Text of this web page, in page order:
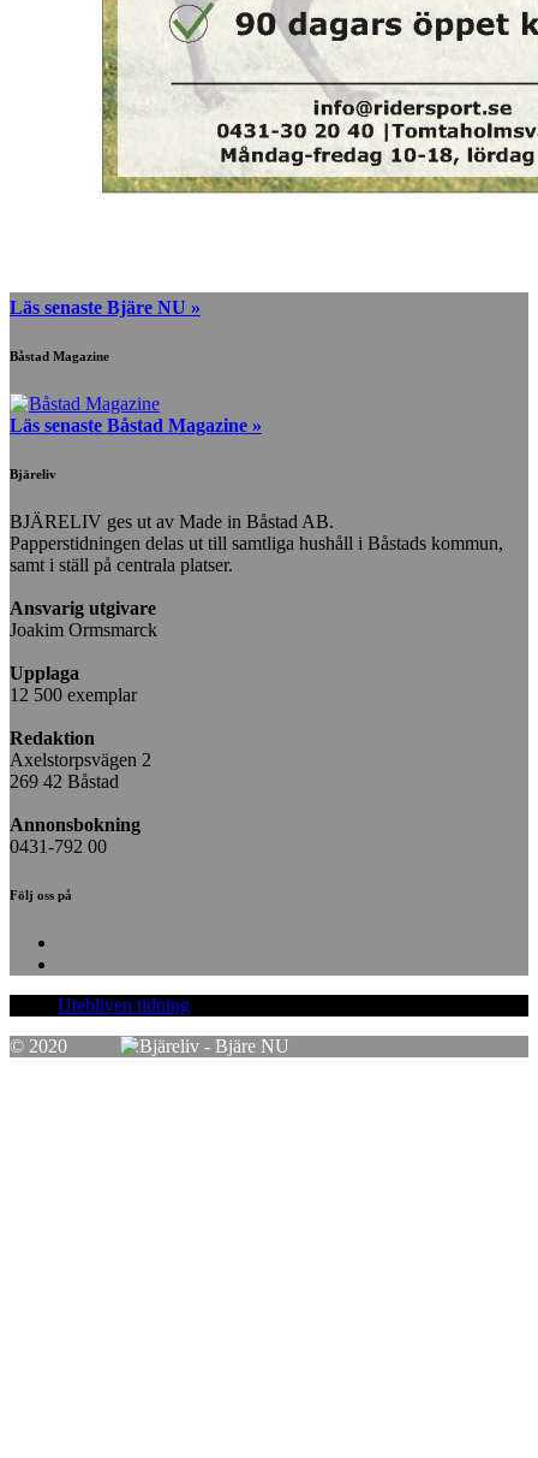
Läs senaste Bjäre NU »
Båstad Magazine
Läs senaste Båstad Magazine »
Bjäreliv
BJÄRELIV ges ut av Made in Båstad AB.
Papperstidningen delas ut till samtliga hushåll i Båstads kommun,
samt i ställ på centrala platser.
Ansvarig utgivare
Joakim Ormsmarck
Upplaga
12 500 exemplar
Redaktion
Axelstorpsvägen 2
269 42 Båstad
Annonsbokning
0431-792 00
Följ oss på
Utebliven tidning
© 2020